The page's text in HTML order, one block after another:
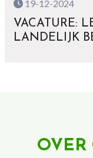
19-12-2024
VACATURE:
LANDELIJK
OVER